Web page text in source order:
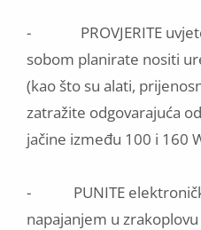
- PROVJERITE uvjete
sobom planirate nositi
(kao što su alati,
zatražite odgovarajuća
jačine između 100 i 160
- PUNITE
napajanjem u